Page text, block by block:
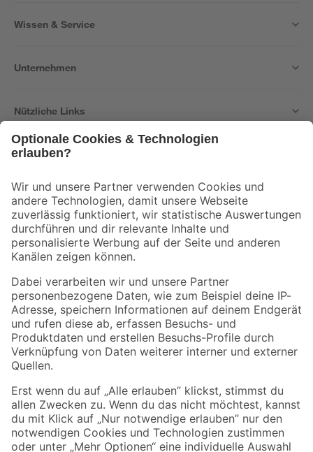
Wissen & Service
Unternehmen
Nützliche Links
Der toom Newsletter: Keine Angebote und Aktionen mehr verpassen!
Zur Newsletter Anmeldung
Folge uns
Zahlungsarten Versandarten
Sicher einkaufen
Jetzt die toom-App herunterladen